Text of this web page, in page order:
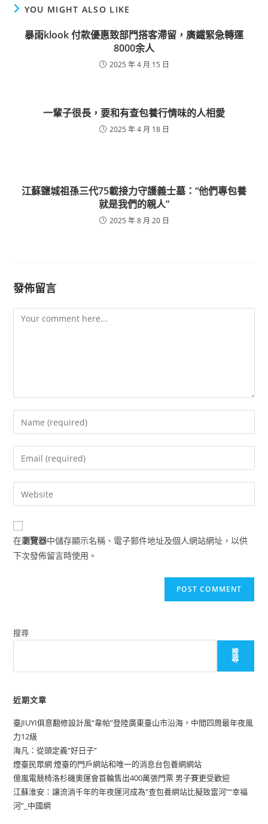
YOU MIGHT ALSO LIKE
暴雨klook 付款優惠致部門搭客滯留，廣鐵緊急轉運
8000余人
2025 年 4 月 15 日
一輩子很長，要和有查包養行情味的人相愛
2025 年 4 月 18 日
江蘇鹽城祖孫三代75載接力守護義士墓：“他們專包養
就是我們的親人”
2025 年 8 月 20 日
發佈留言
Comment
Enter
your
name
comment
Enter
your
email
address
comment
Enter
your
website
URL
(optional)
在瀏覽器中儲存顯示名稱、電子郵件地址及個人網站網址，以供
下次發佈留言時使用。
搜尋
搜
尋
近期文章
臺JIUYI俱意翻修設計風“韋帕”登陸廣東臺山市沿海，中間四周最年夜風
力12級
海凡：從頭定義“好日子”
煙臺民眾網 煙臺的門戶網站和唯一的消息台包養網網站
億嵐電競椅洛杉磯奧運會首輪售出400萬張門票 男子賽更受歡迎
江蘇淮安：讓流淌千年的年夜運河成為“查包養網站比擬致富河”“幸福
河”_中國網